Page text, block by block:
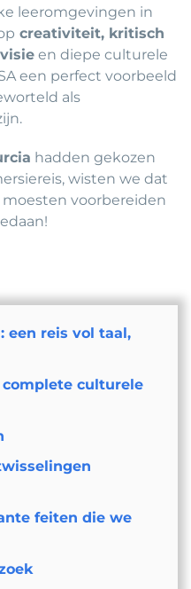
leeromgevingen in
creativiteit, kritisch
en diepe culturele
een perfect voorbeeld
als
hadden gekozen
wisten we dat
voorbereiden
een reis vol taal,
complete culturele
feiten die we